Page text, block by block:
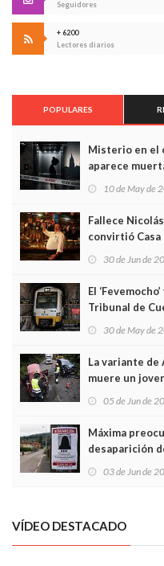
Seguidores
+ 6200
Lectores diarios
POPULARES
Misterio en el
aparece
edificio y las
10 de May de
Fallece
convirtió Casa
Asturias en
30 de Jun de
El
Tribunal de
sobrecoste de
30 de May de
La variante
muere un
frontal
05 de Jun de
Máxima
desaparición
03 de Jun de
VÍDEO DESTACADO